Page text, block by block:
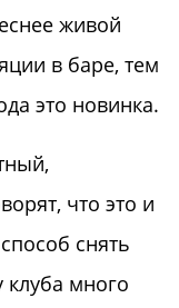
живой
в баре, тем
это новинка.
что это и
снять
клуба много